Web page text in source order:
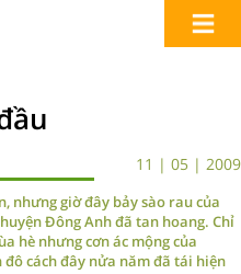
11 | 05 | 2009
nhưng giờ đây bảy sào rau của
Đông Anh đã tan hoang. Chỉ
hè nhưng cơn ác mộng của
cách đây nửa năm đã tái hiện